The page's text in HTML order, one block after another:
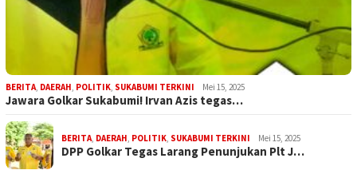
BERITA, DAERAH, POLITIK, SUKABUMI TERKINI Mei 15, 2025
Jawara Golkar Sukabumi! Irvan Azis tegas…
BERITA, DAERAH, POLITIK, SUKABUMI TERKINI Mei 15, 2025
DPP Golkar Tegas Larang Penunjukan Plt J…